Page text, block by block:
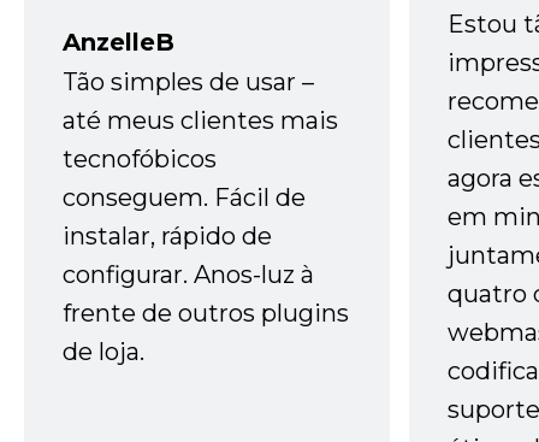
AnzelleB
Tão simples de usar –
até meus clientes mais
tecnofóbicos
conseguem. Fácil de
instalar, rápido de
configurar. Anos-luz à
frente de outros plugins
de loja.
Estou
agora
em
quatro